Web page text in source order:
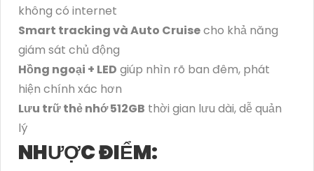
không có internet
Smart tracking và Auto Cruisecho khả năng
giám sát chủ động
Hồng ngoại + LED giúp nhìn rõ ban đêm, phát
hiện chính xác hơn
Lưu trữ thẻ nhớ 512GB thời gian lưu dài, dễ quản
lý
NHƯỢC ĐIỂM: